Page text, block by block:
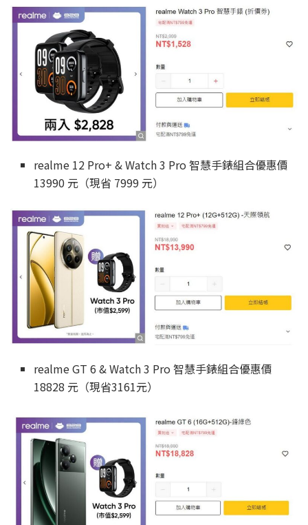
realme 12 Pro+ & Watch 3 Pro 智慧手錶組合優惠價
13990 元（現省 7999 元）
realme GT 6 & Watch 3 Pro 智慧手錶組合優惠價
18828 元（現省3161元）